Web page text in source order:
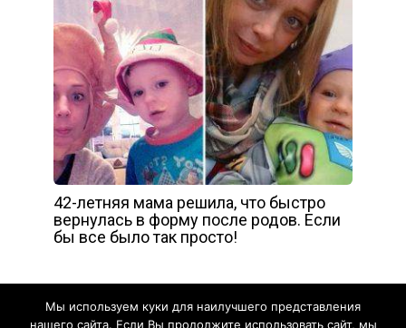
42-летняя мама решила, что быстро
вернулась в форму после родов. Если
бы все было так просто!
Мы используем куки для наилучшего представления
нашего сайта. Если Вы продолжите использовать сайт, мы